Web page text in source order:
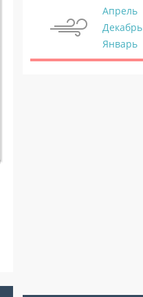
Апрель
Декабрь
Январь